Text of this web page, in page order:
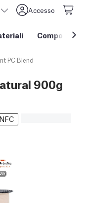
Accesso
Componenti
PC Blend
900g
NFC